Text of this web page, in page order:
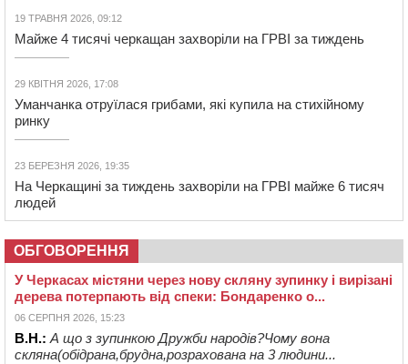
19 ТРАВНЯ 2026, 09:12
Майже 4 тисячі черкащан захворіли на ГРВІ за тиждень
29 КВІТНЯ 2026, 17:08
Уманчанка отруїлася грибами, які купила на стихійному
ринку
23 БЕРЕЗНЯ 2026, 19:35
На Черкащині за тиждень захворіли на ГРВІ майже 6 тисяч
людей
ОБГОВОРЕННЯ
У Черкасах містяни через нову скляну зупинку і вирізані
дерева потерпають від спеки: Бондаренко о...
06 СЕРПНЯ 2026, 15:23
В.Н.: А що з зупинкою Дружби народів?Чому вона
скляна(обідрана,брудна,розрахована на 3 людини...